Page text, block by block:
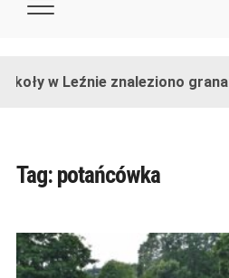
w Leźnie znaleziono granat!
Tag: potańcówka